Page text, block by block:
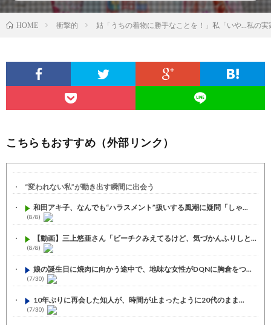
HOME 衝撃的 姑「うちの着物に勝手なことを！」私「いや…私の
こちらもおすすめ（外部リンク）
“変われない私”が動き出す瞬間に出会う
和田アキ子、なんでも“ハラスメント”扱いする風潮に疑問「しゃ...
(8/8)
【動画】三上悠亜さん「ビーチクみえてるけど、気づかんふりしと...
(8/8)
娘の誕生日に焼肉に向かう途中で、地味な女性がDQNに胸倉をつ...
(7/30)
10年ぶりに再会した知人が、時間が止まったように20代のまま...
(7/30)